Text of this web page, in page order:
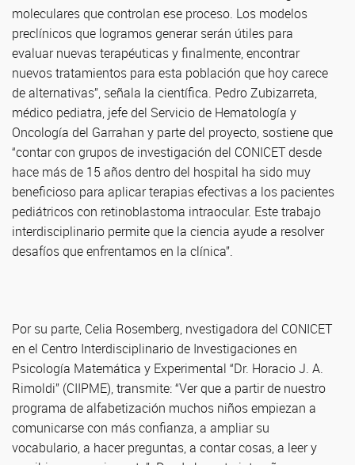
moleculares que controlan ese proceso. Los modelos
preclínicos que logramos generar serán útiles para
evaluar nuevas terapéuticas y finalmente, encontrar
nuevos tratamientos para esta población que hoy carece
de alternativas”, señala la científica. Pedro Zubizarreta,
médico pediatra, jefe del Servicio de Hematología y
Oncología del Garrahan y parte del proyecto, sostiene que
“contar con grupos de investigación del CONICET desde
hace más de 15 años dentro del hospital ha sido muy
beneficioso para aplicar terapias efectivas a los pacientes
pediátricos con retinoblastoma intraocular. Este trabajo
interdisciplinario permite que la ciencia ayude a resolver
desafíos que enfrentamos en la clínica”.
Por su parte, Celia Rosemberg, nvestigadora del CONICET
en el Centro Interdisciplinario de Investigaciones en
Psicología Matemática y Experimental “Dr. Horacio J. A.
Rimoldi” (CIIPME), transmite: “Ver que a partir de nuestro
programa de alfabetización muchos niños empiezan a
comunicarse con más confianza, a ampliar su
vocabulario, a hacer preguntas, a contar cosas, a leer y